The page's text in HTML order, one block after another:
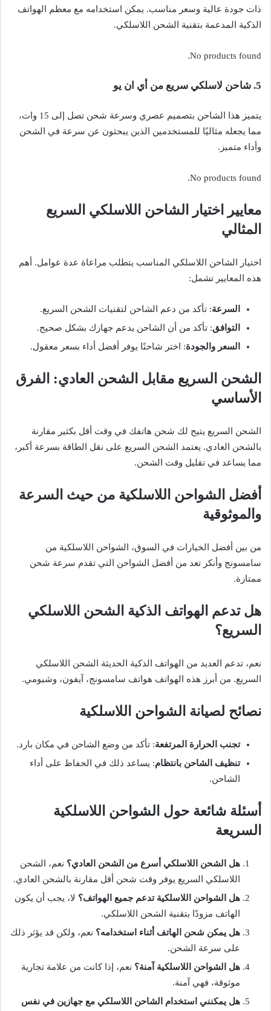
ذات جودة عالية وسعر مناسب. يمكن استخدامه مع معظم الهواتف
الذكية المدعمة بتقنية الشحن اللاسلكي.
No products found.
5. شاحن لاسلكي سريع من أ ي ان يو
يتميز هذا الشاحن بتصميم عصري وسرعة شحن تصل إلى 15 وات،
مما يجعله مثاليًا للمستخدمين الذين يبحثون عن سرعة في الشحن
وأداء متميز.
No products found.
معايير اختيار الشاحن اللاسلكي السريع
المثالي
اختيار الشاحن اللاسلكي المناسب يتطلب مراعاة عدة عوامل. أهم
هذه المعايير تشمل:
السرعة: تأكد من دعم الشاحن لتقنيات الشحن السريع.
التوافق: تأكد من أن الشاحن يدعم جهازك بشكل صحيح.
السعر والجودة: اختر شاحنًا يوفر أفضل أداء بسعر معقول.
الشحن السريع مقابل الشحن العادي: الفرق
الأساسي
الشحن السريع يتيح لك شحن هاتفك في وقت أقل بكثير مقارنة
بالشحن العادي. يعتمد الشحن السريع على نقل الطاقة بسرعة أكبر،
مما يساعد في تقليل وقت الشحن.
أفضل الشواحن اللاسلكية من حيث السرعة
والموثوقية
من بين أفضل الخيارات في السوق، الشواحن اللاسلكية من
سامسونج وأنكر تعد من أفضل الشواحن التي تقدم سرعة شحن
ممتازة.
هل تدعم الهواتف الذكية الشحن اللاسلكي
السريع؟
نعم، تدعم العديد من الهواتف الذكية الحديثة الشحن اللاسلكي
السريع. من أبرز هذه الهواتف هواتف سامسونج، آيفون، وشيومي.
نصائح لصيانة الشواحن اللاسلكية
تجنب الحرارة المرتفعة: تأكد من وضع الشاحن في مكان بارد.
تنظيف الشاحن بانتظام: يساعد ذلك في الحفاظ على أداء
الشاحن.
أسئلة شائعة حول الشواحن اللاسلكية
السريعة
هل الشحن اللاسلكي أسرع من الشحن العادي؟ نعم، الشحن
اللاسلكي السريع يوفر وقت شحن أقل مقارنة بالشحن العادي.
هل الشواحن اللاسلكية تدعم جميع الهواتف؟ لا، يجب أن يكون
الهاتف مزودًا بتقنية الشحن اللاسلكي.
هل يمكن شحن الهاتف أثناء استخدامه؟ نعم، ولكن قد يؤثر ذلك
على سرعة الشحن.
هل الشواحن اللاسلكية آمنة؟ نعم، إذا كانت من علامة تجارية
موثوقة، فهي آمنة.
هل يمكنني استخدام الشاحن اللاسلكي مع جهازين في نفس